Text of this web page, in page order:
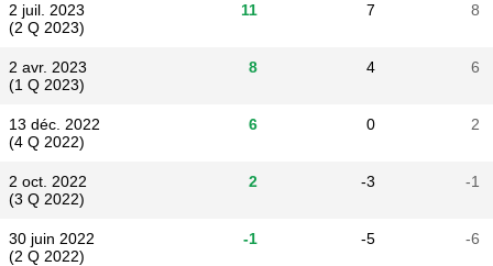
2 juil. 2023
(2 Q 2023)
11 7 8
2 avr. 2023
(1 Q 2023)
8 4 6
13 déc. 2022
(4 Q 2022)
6 0 2
2 oct. 2022
(3 Q 2022)
2 -3 -1
30 juin 2022
(2 Q 2022)
-1 -5 -6